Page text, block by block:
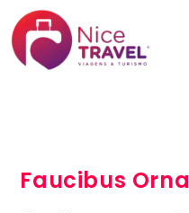
Faucibus